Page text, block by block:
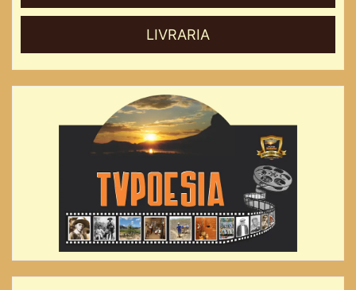
LIVRARIA